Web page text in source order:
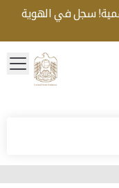
سجل في الهوية